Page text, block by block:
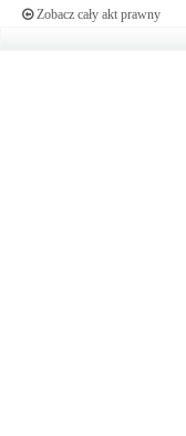
Zobacz cały akt prawny